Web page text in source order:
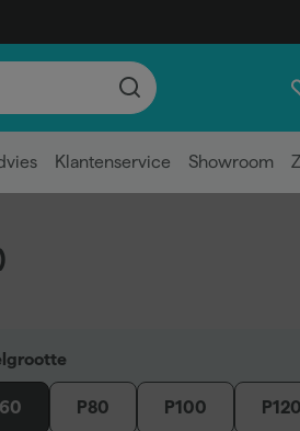
Klantenservice Showroom
P80 P100 P120